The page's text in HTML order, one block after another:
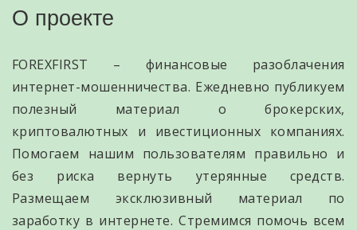
О проекте
FOREXFIRST – финансовые разоблачения
интернет-мошенничества. Ежедневно публикуем
полезный материал о брокерских,
криптовалютных и ивестиционных компаниях.
Помогаем нашим пользователям правильно и
без риска вернуть утерянные средств.
Размещаем эксклюзивный материал по
заработку в интернете. Стремимся помочь всем